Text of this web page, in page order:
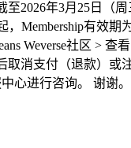
2026年3月25日（周
Membership有效期
Weverse社区 > 查看
取消支付（退款）
心进行咨询。 谢谢。